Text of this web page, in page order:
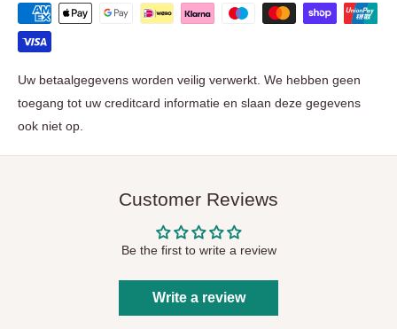
Uw betaalgegevens worden veilig verwerkt. We hebben geen
toegang tot uw creditcard informatie en slaan deze gegevens
ook niet op.
Customer Reviews
Be the first to write a review
Write a review